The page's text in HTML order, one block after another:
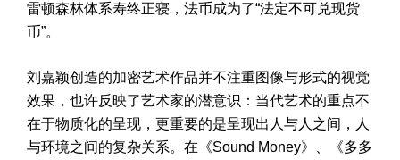
雷顿森林体系寿终正寝，法币成为了“法定不可兑现货
币”。
刘嘉颖创造的加密艺术作品并不注重图像与形式的视觉
效果，也许反映了艺术家的潜意识：当代艺术的重点不
在于物质化的呈现，更重要的是呈现出人与人之间，人
与环境之间的复杂关系。在《Sound Money》、《多多